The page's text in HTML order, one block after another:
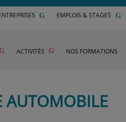
EMPLOIS & STAGES
ACTIVITÉS NOS FORMATIONS
AUTOMOBILE